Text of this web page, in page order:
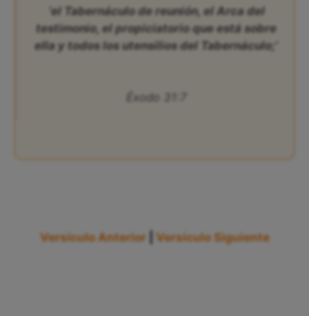
‘el Tabernáculo de reunión, el Arca del
testimonio, el propiciatorio que está sobre
ella y todos los utensilios del Tabernáculo;’
Éxodo 31:7
Versículo Anterior Versículo Siguiente